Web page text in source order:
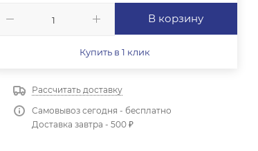
В корзину
Купить в 1 клик
Рассчитать доставку
Самовывоз сегодня - бесплатно
Доставка завтра - 500 ₽